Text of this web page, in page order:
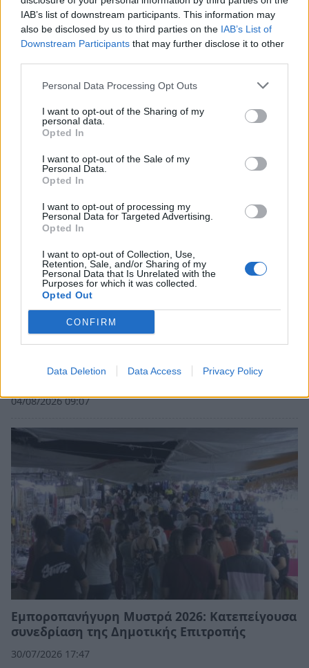
IAB’s list of downstream participants. This information may
also be disclosed by us to third parties on the IAB’s List of
Downstream Participants that may further disclose it to other
Personal Data Processing Opt Outs
I want to opt-out of the Sharing of my
personal data.
Opted In
I want to opt-out of the Sale of my
Personal Data.
Opted In
I want to opt-out of processing my
Personal Data for Targeted Advertising.
Opted In
I want to opt-out of Collection, Use,
Retention, Sale, and/or Sharing of my
Personal Data that Is Unrelated with the
Purposes for which it was collected.
Opted Out
CONFIRM
Data Deletion Data Access Privacy Policy
Λακωνία: Ο Δημήτρης Μανιατάκος ακούει
αλλά δεν μιλάει – Θα είναι υποψήφιος
δήμαρχος Ευρώτα;
Δήμος Ευρώτα: Σκουριά και φθορά η
αμείλικτη πραγματικότητα…
04/08/2026 09:07
Εμποροπανήγυρη Μυστρά 2026: Κατεπείγουσα
συνεδρίαση της Δημοτικής Επιτροπής
30/07/2026 17:47